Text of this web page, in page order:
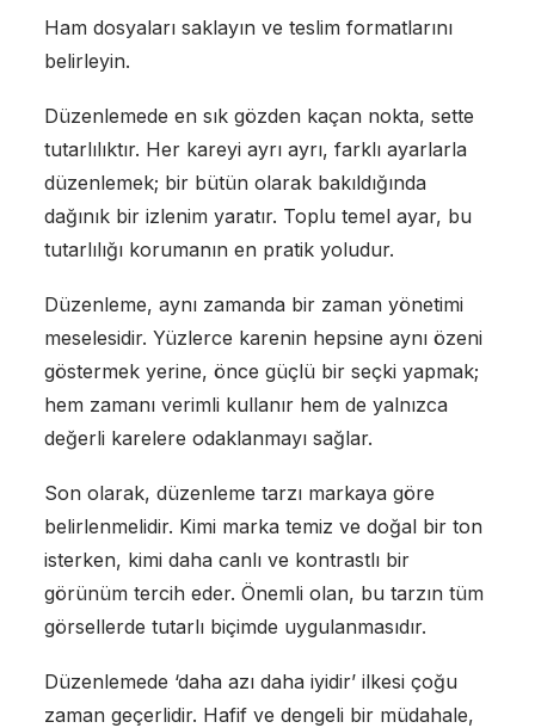
Ham dosyaları saklayın ve teslim formatlarını
belirleyin.
Düzenlemede en sık gözden kaçan nokta, sette
tutarlılıktır. Her kareyi ayrı ayrı, farklı ayarlarla
düzenlemek; bir bütün olarak bakıldığında
dağınık bir izlenim yaratır. Toplu temel ayar, bu
tutarlılığı korumanın en pratik yoludur.
Düzenleme, aynı zamanda bir zaman yönetimi
meselesidir. Yüzlerce karenin hepsine aynı özeni
göstermek yerine, önce güçlü bir seçki yapmak;
hem zamanı verimli kullanır hem de yalnızca
değerli karelere odaklanmayı sağlar.
Son olarak, düzenleme tarzı markaya göre
belirlenmelidir. Kimi marka temiz ve doğal bir ton
isterken, kimi daha canlı ve kontrastlı bir
görünüm tercih eder. Önemli olan, bu tarzın tüm
görsellerde tutarlı biçimde uygulanmasıdır.
Düzenlemede ‘daha azı daha iyidir’ ilkesi çoğu
zaman geçerlidir. Hafif ve dengeli bir müdahale,